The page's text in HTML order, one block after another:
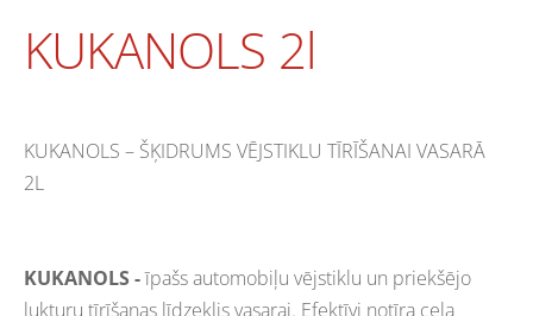
KUKANOLS 2l
KUKANOLS – ŠĶIDRUMS VĒJSTIKLU TĪRĪŠANAI VASARĀ
2L
KUKANOLS -īpašs automobiļu vējstiklu un priekšējo
lukturu tīrīšanas līdzeklis vasarai. Efektīvi notīra ceļa